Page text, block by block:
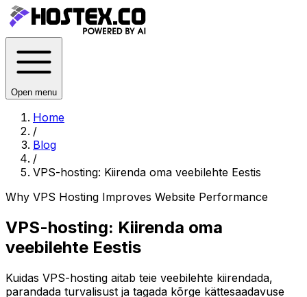
Open menu
Home
/
Blog
/
VPS-hosting: Kiirenda oma veebilehte Eestis
Why VPS Hosting Improves Website Performance
VPS-hosting: Kiirenda oma
veebilehte Eestis
Kuidas VPS-hosting aitab teie veebilehte kiirendada,
parandada turvalisust ja tagada kõrge kättesaadavuse